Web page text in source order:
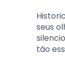
seus
tão